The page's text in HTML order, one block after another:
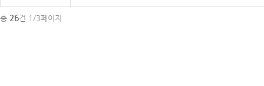
총 26건 1/3페이지